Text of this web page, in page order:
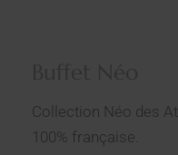
Collection Néo des
100% française.